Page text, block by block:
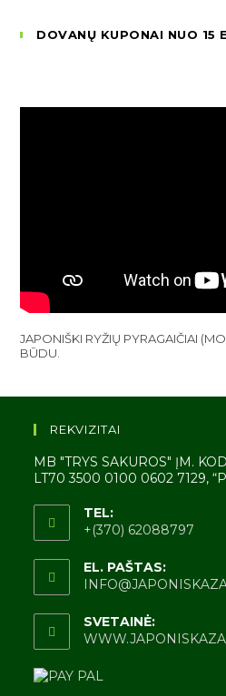
DOVANŲ KUPONAI NUO 15
JAPONIŠKI RYŽIŲ PYRAGAIČIAI
BŪDU.
REKVIZITAI
MB "TRYS SAKUROS" ĮM.
LT70 3500 0100 0602 7129,
TEL:
+(370) 62088797
EL. PAŠTAS:
SVETAINĖ: